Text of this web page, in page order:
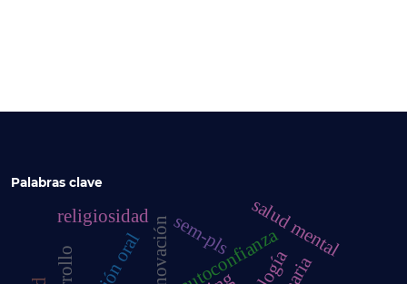
Palabras clave
innovación autoconfianzasalud mental
religiosidad sem-pls